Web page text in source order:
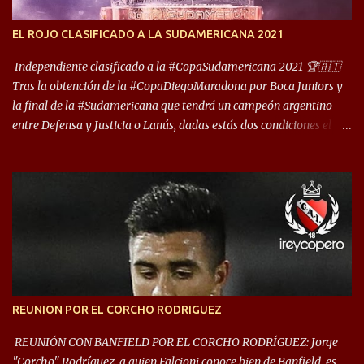
foco de atención es la convivencia Independiente - Racing. “No
deporte”, afirmó Facundo Moyano. “Creo que Avellaneda...
EL ROJO CLASIFICADO A LA SUDAMERICANA 2021
Independiente clasificado a la #CopaSudamericana 2021 🏆🇦🇹
Tras la obtención de la #CopaDiegoMaradona por Boca Juniors y
la final de la #Sudamericana que tendrá un campeón argentino
entre Defensa y Justicia o Lanús, dadas estás dos condiciones el
que iniciará en fase de grupos con 6 partidos, de los cuales sólo los
primeros de cada grupo jugarán los 8vos. con los 3ros. mejores de
las fases de grupos de la #CopaLibertadores 2021. ¡Este año hay
noche de Copas Rey! ⚽🇦🇹👑🏆.
REUNION POR EL CORCHO RODRIGUEZ
REUNIÓN CON BANFIELD POR EL CORCHO RODRÍGUEZ: Jorge